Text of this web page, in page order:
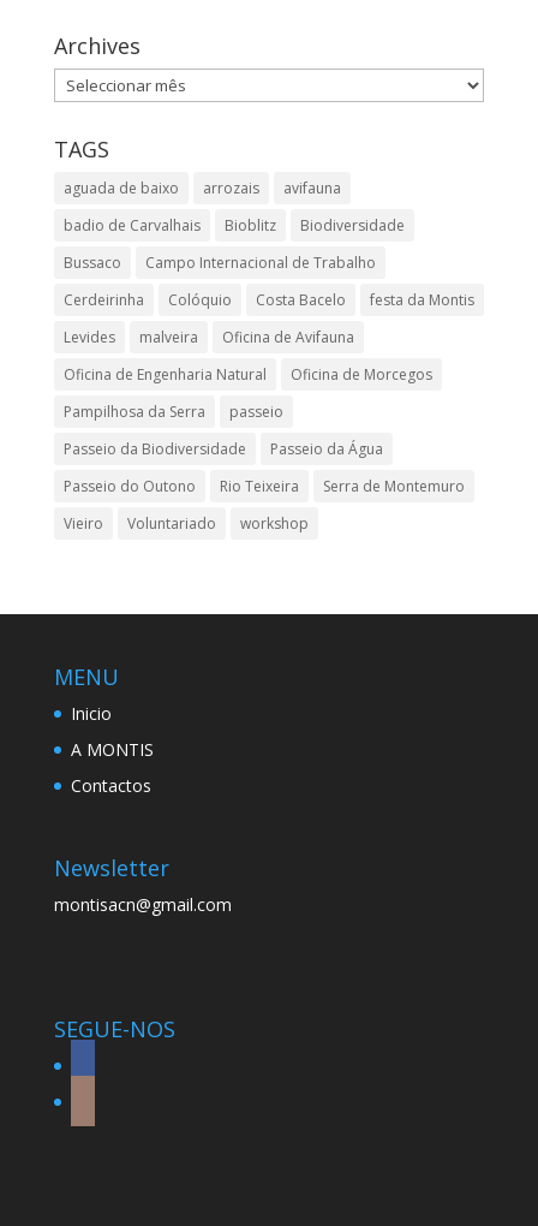
Archives
Archives
TAGS
aguada de baixo arrozais
avifauna
badio de Carvalhais
Bioblitz
Biodiversidade
Bussaco
Campo Internacional de Trabalho
Cerdeirinha
Colóquio Costa Bacelo
festa da Montis
Levides
malveira
Oficina de Avifauna
Oficina de Engenharia Natural
Oficina de Morcegos
Pampilhosa da Serra
passeio
Passeio da Biodiversidade
Passeio da Água
Passeio do Outono
Rio Teixeira
Serra de Montemuro
Vieiro
Voluntariado workshop
MENU
Inicio
A MONTIS
Contactos
Newsletter
montisacn@gmail.com
SEGUE-NOS